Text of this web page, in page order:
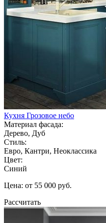
Кухня Грозовое небо
Материал фасада:
Дерево, Дуб
Стиль:
Евро, Кантри, Неоклассика
Цвет:
Синий
Цена: от 55 000 руб.
Рассчитать